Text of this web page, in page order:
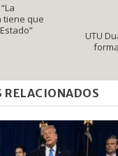
tiene que
UTU
RELACIONADOS